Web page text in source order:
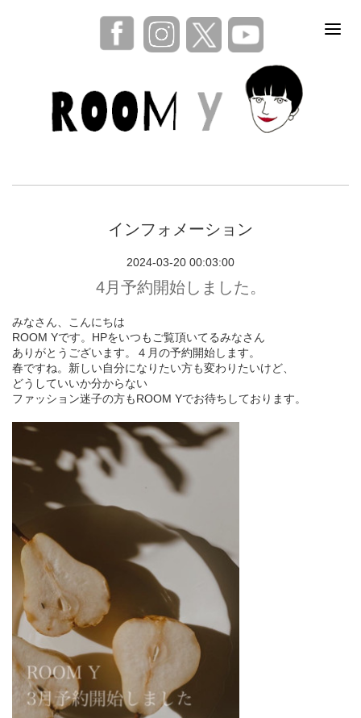
インフォメーション
2024-03-20 00:03:00
4月予約開始しました。
みなさん、こんにちは
ROOM Yです。HPをいつもご覧頂いてるみなさん
ありがとうございます。４月の予約開始します。
春ですね。新しい自分になりたい方も変わりたいけど、
どうしていいか分からない
ファッション迷子の方もROOM Yでお待ちしております。